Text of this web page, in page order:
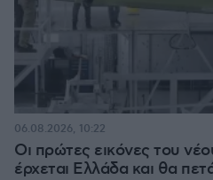
Οι πρώτες εικόνες του
έρχεται Ελλάδα και θα
06.08.2026, 10:22